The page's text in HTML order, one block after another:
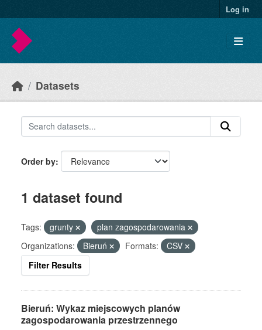
Log in
Datasets
Order by
1 dataset found
Tags: grunty
plan zagospodarowania
Organizations:
Bieruń Formats:
CSV
Filter Results
Bieruń: Wykaz miejscowych planów
zagospodarowania przestrzennego